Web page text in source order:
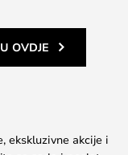
OVDJE
ekskluzivne akcije i